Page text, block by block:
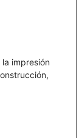
impresión